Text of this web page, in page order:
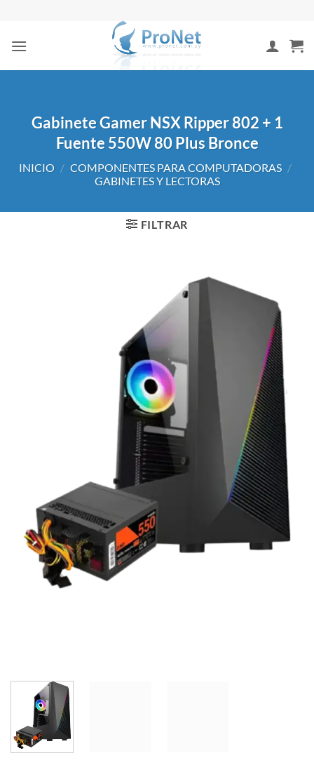
contenido
Gabinete Gamer NSX Ripper 802 + 1
Fuente 550W 80 Plus Bronce
INICIO / COMPONENTES PARA COMPUTADORAS /
GABINETES Y LECTORAS
FILTRAR